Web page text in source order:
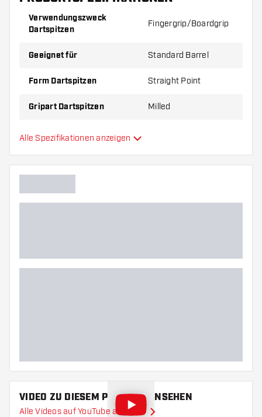
Verwendungszweck
Dartspitzen
Fingergrip/Boardgrip
Geeignet für Standard Barrel
Form Dartspitzen Straight Point
Gripart Dartspitzen Milled
Gripzone Dartspitzen
Zusätzliche Farben
Alle Spezifikationen anzeigen
VIDEO ZU DIESEM PRODUKT ANSEHEN
Alle Videos auf YouTube ansehen